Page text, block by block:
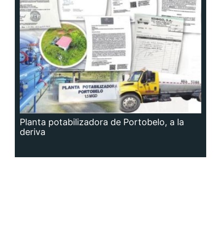
Planta potabilizadora de Portobelo, a la
deriva